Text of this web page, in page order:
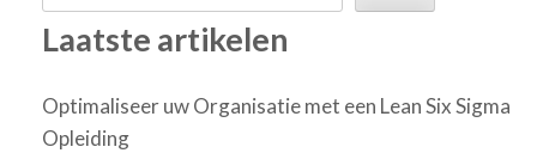
Laatste artikelen
Optimaliseer uw Organisatie met een Lean Six Sigma
Opleiding